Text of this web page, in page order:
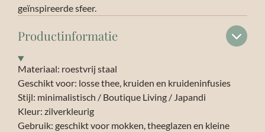
geïnspireerde sfeer.
Productinformatie
Materiaal: roestvrij staal
Geschikt voor: losse thee, kruiden en kruideninfusies
Stijl: minimalistisch / Boutique Living / Japandi
Kleur: zilverkleurig
Gebruik: geschikt voor mokken, theeglazen en kleine